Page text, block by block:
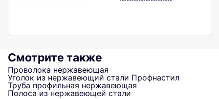
Смотрите также
Проволока нержавеющая
Уголок из нержавеющий стали Профнастил
Труба профильная нержавеющая
Полоса из нержавеющей стали